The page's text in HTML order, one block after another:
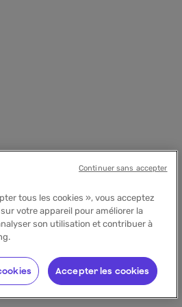
tous les cookies », vous acceptez
votre appareil pour améliorer la
son utilisation et contribuer à
Accepter les cookies
Continuer sans accepter